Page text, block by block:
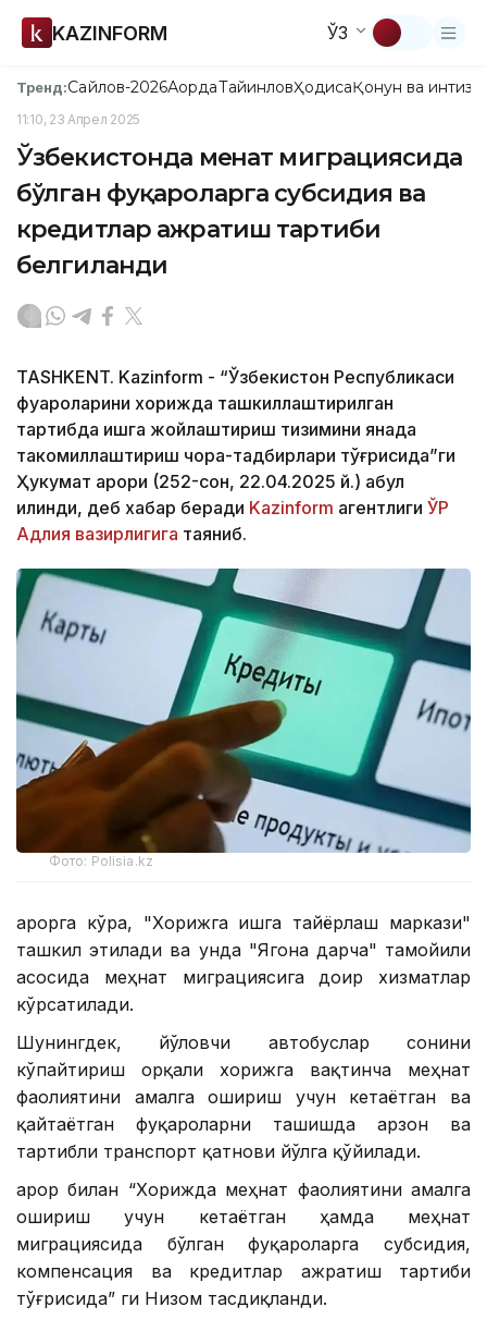
KAZINFORM ЎЗ
Тренд:Сайлов-2026АқордаТайинловҲодисаҚонун ва
11:10, 23 Апрел 2025
Ўзбекистонда меҳнат миграциясида
бўлган фуқароларга субсидия ва
кредитлар ажратиш тартиби
белгиланди
TASHKENT. Kazinform - “Ўзбекистон Республикаси
фуқароларини хорижда ташкиллаштирилган
тартибда ишга жойлаштириш тизимини янада
такомиллаштириш чора-тадбирлари тўғрисида”ги
Ҳукумат қарори (252-сон, 22.04.2025 й.) қабул
қилинди, деб хабар беради Kazinform агентлиги ЎР
Адлия вазирлигига таяниб.
Фото: Polisia.kz
Қарорга кўра, "Хорижга ишга тайёрлаш маркази"
ташкил этилади ва унда "Ягона дарча" тамойили
асосида меҳнат миграциясига доир хизматлар
кўрсатилади.
Шунингдек, йўловчи автобуслар сонини
кўпайтириш орқали хорижга вақтинча меҳнат
фаолиятини амалга ошириш учун кетаётган ва
қайтаётган фуқароларни ташишда арзон ва
тартибли транспорт қатнови йўлга қўйилади.
Қарор билан “Хорижда меҳнат фаолиятини амалга
ошириш учун кетаётган ҳамда меҳнат
миграциясида бўлган фуқароларга субсидия,
компенсация ва кредитлар ажратиш тартиби
тўғрисида” ги Низом тасдиқланди.